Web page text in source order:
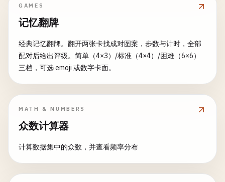
GAMES
记忆翻牌
经典记忆翻牌。翻开两张卡找成对图案，步数与计时，全部
配对后给出评级。简单（4×3）/标准（4×4）/困难（6×6）
三档，可选 emoji 或数字卡面。
MATH & NUMBERS
众数计算器
计算数据集中的众数，并查看频率分布